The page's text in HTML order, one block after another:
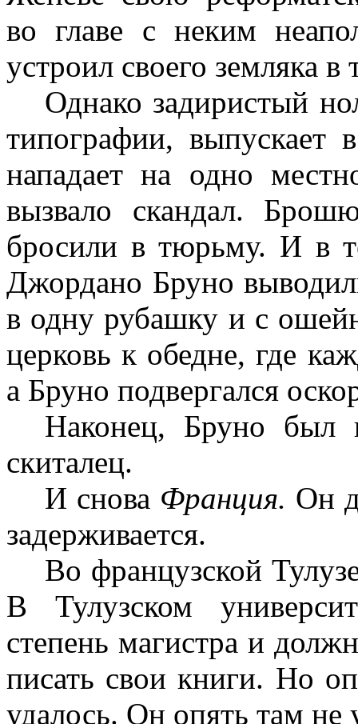
во главе с неким
устроил своего земляка
Однако задиристый
типографии,
нападает на одно
вызвало скандал.
бросили в тюрьму. И в
Джордано Бруно
в одну рубашку и с
церковь к обедне, где
а Бруно подвергался
Наконец, Бруно был
скиталец.
И снова Франция. Он
задерживается.
Во французской
В Тулузском
степень магистра и
писать свои книги. Но
удалось. Он опять там не